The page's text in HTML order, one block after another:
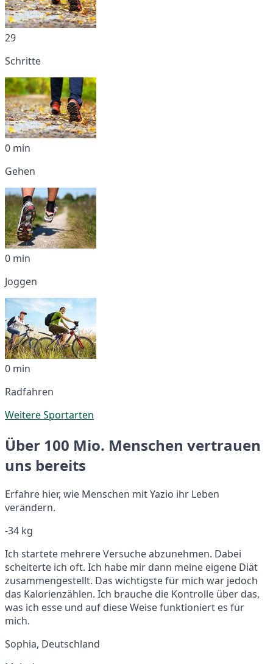
29
Schritte
0 min
Gehen
0 min
Joggen
0 min
Radfahren
Weitere Sportarten
Über 100 Mio. Menschen vertrauen
uns bereits
Erfahre hier, wie Menschen mit Yazio ihr Leben
verändern.
-34 kg
Ich startete mehrere Versuche abzunehmen. Dabei
scheiterte ich oft. Ich habe mir dann meine eigene Diät
zusammengestellt. Das wichtigste für mich war jedoch
das Kalorienzählen. Ich brauche die Kontrolle über das,
was ich esse und auf diese Weise funktioniert es für
mich.
Sophia, Deutschland